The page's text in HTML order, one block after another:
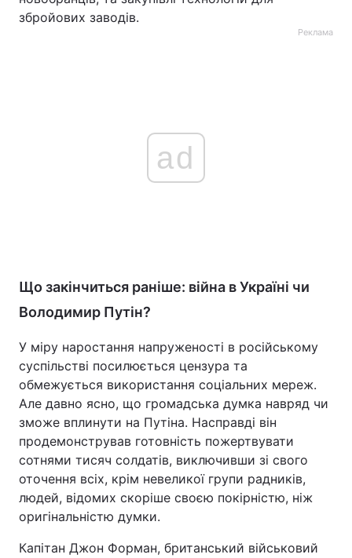
збройових заводів.
Реклама
ad
Що закінчиться раніше: війна в Україні чи
Володимир Путін?
У міру наростання напруженості в російському
суспільстві посилюється цензура та
обмежується використання соціальних мереж.
Але давно ясно, що громадська думка навряд чи
зможе вплинути на Путіна. Насправді він
продемонстрував готовність пожертвувати
сотнями тисяч солдатів, виключивши зі свого
оточення всіх, крім невеликої групи радників,
людей, відомих скоріше своєю покірністю, ніж
оригінальністю думки.
Капітан Джон Форман, британський військовий